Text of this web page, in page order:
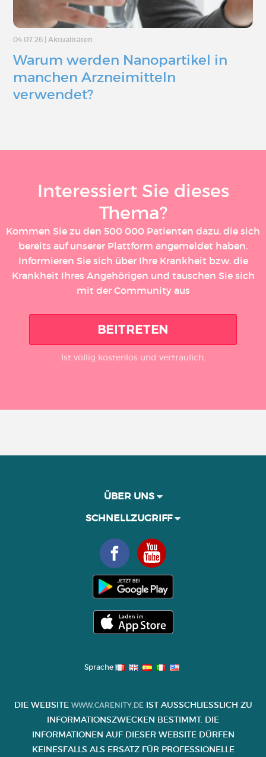
04.07.26 Aktualitäten
Warum werden Nanopartikel in
manchen Arzneimitteln
verwendet?
Interessiert Sie dieses
Thema?
Kommen Sie zu den 500 000 Patienten dazu, die sich
bereits auf unserer Plattform angemeldet haben.
Informieren Sie sich über Ihre Krankheit bzw. die
Krankheit Ihres Angehörigen und tauschen Sie sich
mit der Community aus
BEITRETEN
Ist völlig kostenlos und vertraulich.
ÜBER UNS
SCHNELLZUGRIFF
Sprache
DIE WEBSITE WWW.CARENITY.DEIST AUSSCHLIESSLICH ZU I
NFORMATIONSZWECKEN BESTIMMT. DIE I
NFORMATIONEN AUF DIESER WEBSITE DÜRFEN K
EINESFALLS ALS ERSATZ FÜR PROFESSIONELLE B